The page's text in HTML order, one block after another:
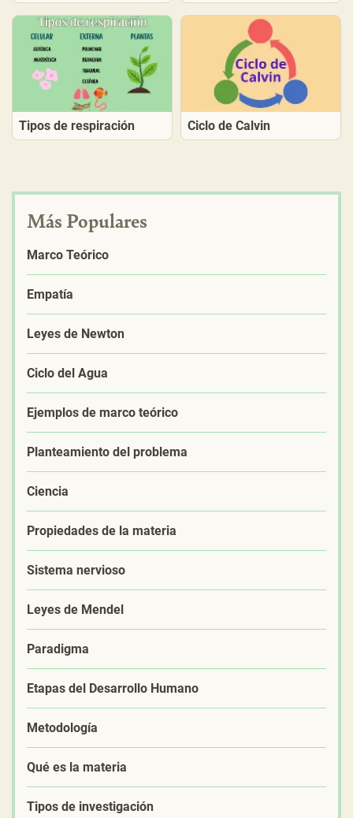
Tipos de respiración Ciclo de Calvin
Más Populares
Marco Teórico
Empatía
Leyes de Newton
Ciclo del Agua
Ejemplos de marco teórico
Planteamiento del problema
Ciencia
Propiedades de la materia
Sistema nervioso
Leyes de Mendel
Paradigma
Etapas del Desarrollo Humano
Metodología
Qué es la materia
Tipos de investigación